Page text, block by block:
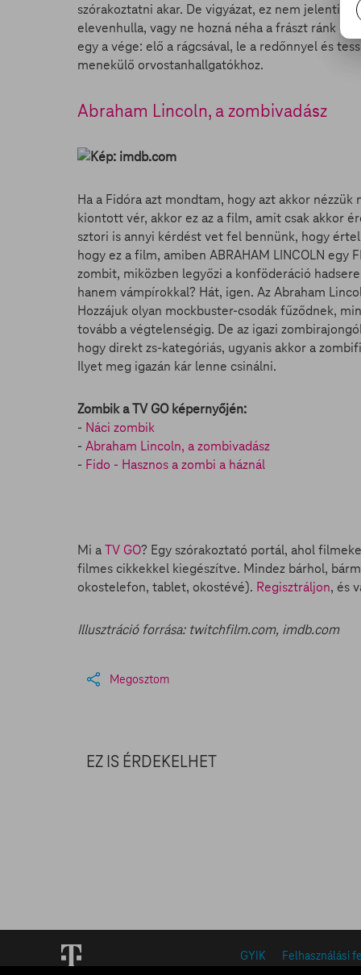
szórakoztatni akar. De vigyázat, ez nem jelenti
elevenhulla, vagy ne hozná néha a frászt ránk
egy a vége: elő a rágcsával, le a redőnnyel és
menekülő orvostanhallgatókhoz.
Abraham Lincoln, a zombivadász
Ha a Fidóra azt mondtam, hogy azt akkor
kiontott vér, akkor ez az a film, amit csak akkor
sztori is annyi kérdést vet fel bennünk, hogy
hogy ez a film, amiben ABRAHAM LINCOLN egy
zombit, miközben legyőzi a konföderáció
hanem vámpírokkal? Hát, igen. Az Abraham
Hozzájuk olyan mockbuster-csodák fűződnek,
tovább a végtelenségig. De az igazi
hogy direkt zs-kategóriás, ugyanis akkor a
Ilyet meg igazán kár lenne csinálni.
Zombik a TV GO képernyőjén:
- Náci zombik
- Abraham Lincoln, a zombivadász
- Fido - Hasznos a zombi a háznál
Mi aTV GO? Egy szórakoztató portál, ahol
filmes cikkekkel kiegészítve. Mindez bárhol,
okostelefon, tablet, okostévé). Regisztráljon, és
Illusztráció forrása: twitchfilm.com, imdb.com
Megosztom
EZ IS ÉRDEKELHET
GYIK Felhasználási